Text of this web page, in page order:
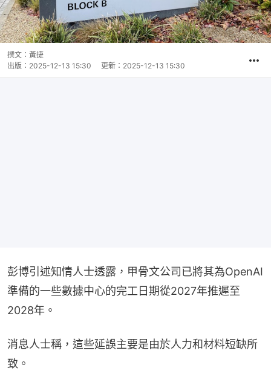
撰文： 黃捷
出版： 2025-12-13 15:30 更新： 2025-12-13 15:30
彭博引述知情人士透露，甲骨文公司已將其為OpenAI
準備的一些數據中心的完工日期從2027年推遲至
2028年。
消息人士稱，這些延誤主要是由於人力和材料短缺所
致。